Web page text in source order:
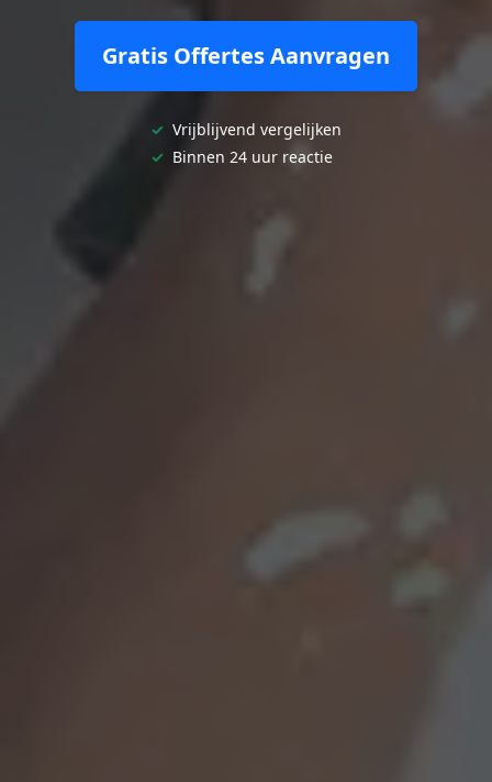
Gratis Offertes Aanvragen
✓ Vrijblijvend vergelijken
✓ Binnen 24 uur reactie